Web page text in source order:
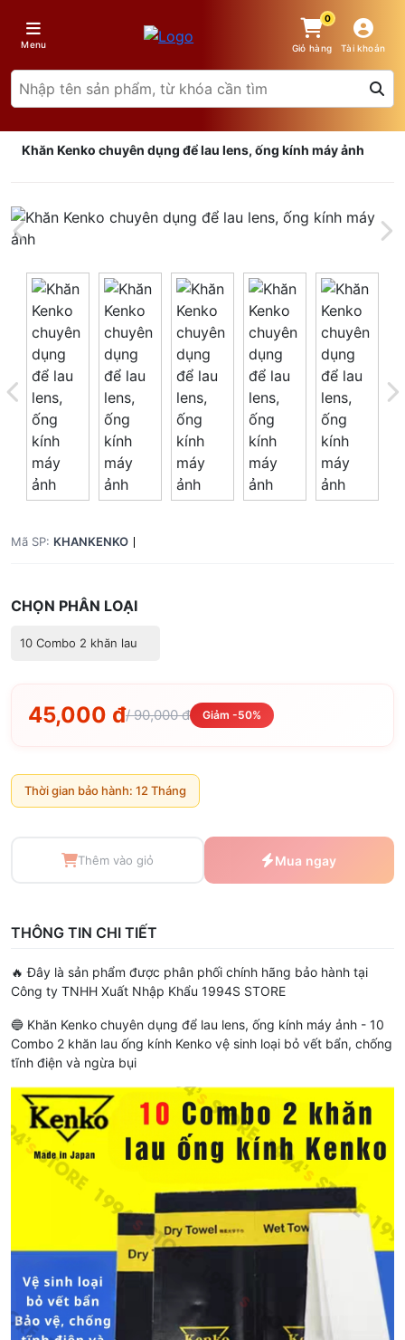
Menu
0
Giỏ hàng Tài khoản
Khăn Kenko chuyên dụng để lau lens, ống kính máy ảnh
Mã SP: KHANKENKO
CHỌN PHÂN LOẠI
10 Combo 2 khăn lau
45,000 đ/ 90,000 đ Giảm -50%
Thời gian bảo hành: 12 Tháng
Thêm vào giỏ Mua ngay
THÔNG TIN CHI TIẾT
🔥 Đây là sản phẩm được phân phối chính hãng bảo hành tại
Công ty TNHH Xuất Nhập Khẩu 1994S STORE
🔵 Khăn Kenko chuyên dụng để lau lens, ống kính máy ảnh - 10
Combo 2 khăn lau ống kính Kenko vệ sinh loại bỏ vết bẩn, chống
tĩnh điện và ngừa bụi
Giá trên 1SP x0 đ
Tổng giá
0 đ